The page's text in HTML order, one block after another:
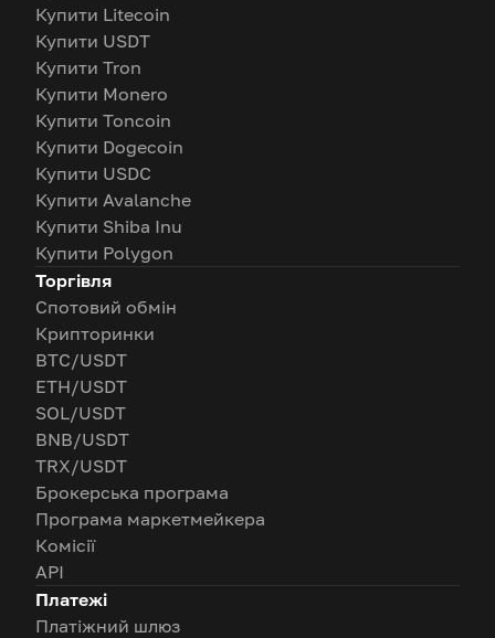
Купити Litecoin
Купити USDT
Купити Tron
Купити Monero
Купити Toncoin
Купити Dogecoin
Купити USDC
Купити Avalanche
Купити Shiba Inu
Купити Polygon
Торгівля
Спотовий обмін
Крипторинки
BTC/USDT
ETH/USDT
SOL/USDT
BNB/USDT
TRX/USDT
Брокерська програма
Програма маркетмейкера
Комісії
API
Платежі
Платіжний шлюз